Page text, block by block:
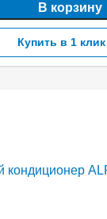
В корзину
Купить в 1 клик